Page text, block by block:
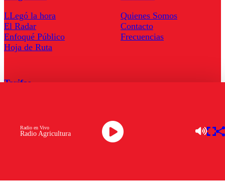
Radio Agricultura
Radio en Vivo
LLegó la hora
El Radar
Enfoqué Público
Hoja de Ruta
Quienes Somos
Contacto
Frecuencias
Tarifas
Descarga la APP